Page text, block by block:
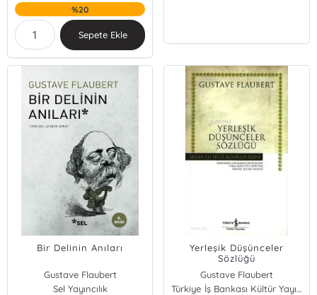
%20
Sepete Ekle
Bir Delinin Anıları
Gustave Flaubert
Sel Yayıncılık
Yerleşik Düşünceler
Sözlüğü
Gustave Flaubert
Türkiye İş Bankası Kültür Yayınları